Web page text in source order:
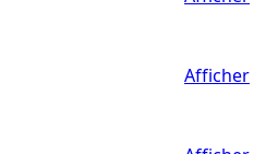
Afficher